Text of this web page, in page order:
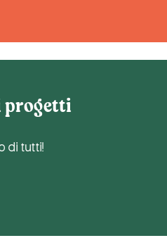
progetti
di tutti!